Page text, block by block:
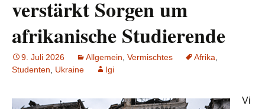
verstärkt Sorgen um
afrikanische Studierende
9. Juli 2026 Allgemein Vermischtes Afrika
Studenten
Ukraine Igi
Vi